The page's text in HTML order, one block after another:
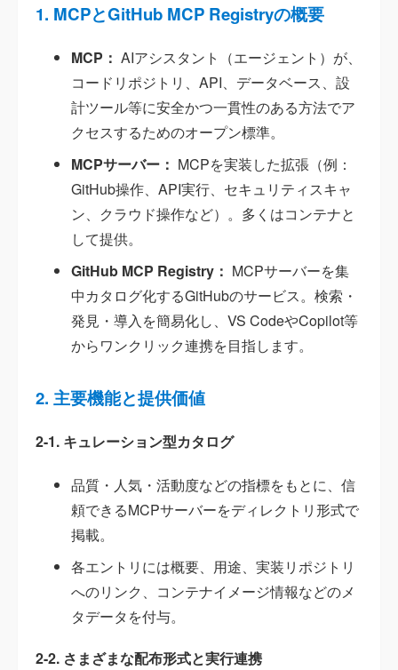
1. MCPとGitHub MCP Registryの概要
MCP： AIアシスタント（エージェント）が、
コードリポジトリ、API、データベース、設
計ツール等に安全かつ一貫性のある方法でア
クセスするためのオープン標準。
MCPサーバー： MCPを実装した拡張（例：
GitHub操作、API実行、セキュリティスキャ
ン、クラウド操作など）。多くはコンテナと
して提供。
GitHub MCP Registry： MCPサーバーを集
中カタログ化するGitHubのサービス。検索・
発見・導入を簡易化し、VS CodeやCopilot等
からワンクリック連携を目指します。
2. 主要機能と提供価値
2-1. キュレーション型カタログ
品質・人気・活動度などの指標をもとに、信
頼できるMCPサーバーをディレクトリ形式で
掲載。
各エントリには概要、用途、実装リポジトリ
へのリンク、コンテナイメージ情報などのメ
タデータを付与。
2-2. さまざまな配布形式と実行連携